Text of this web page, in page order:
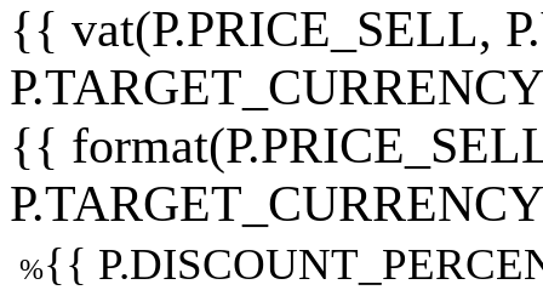
{{ vat(P.PRICE_SELL,
{{
%{{